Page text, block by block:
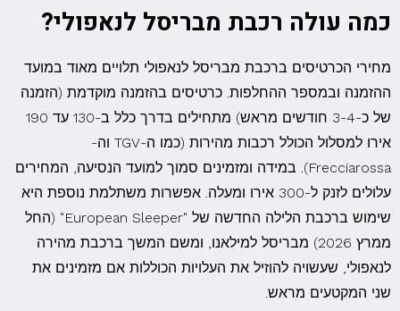
כמה עולה רכבת מבריסל לנאפולי?
מחירי הכרטיסים ברכבת מבריסל לנאפולי תלויים מאוד במועד
ההזמנה ובמספר ההחלפות. כרטיסים בהזמנה מוקדמת (הזמנה
של כ-3-4 חודשים מראש) מתחילים בדרך כלל ב-130 עד 190
אירו למסלול הכולל רכבות מהירות (כמו ה-TGV וה-
Frecciarossa). במידה ומזמינים סמוך למועד הנסיעה, המחירים
עלולים לזנק ל-300 אירו ומעלה. אפשרות משתלמת נוספת היא
שימוש ברכבת הלילה החדשה של "European Sleeper" (החל
ממרץ 2026) מבריסל למילאנו, ומשם המשך ברכבת מהירה
לנאפולי, שעשויה להוזיל את העלויות הכוללות אם מזמינים את
שני המקטעים מראש.